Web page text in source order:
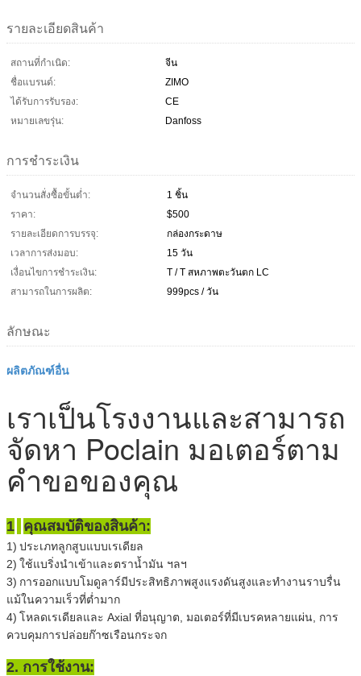
รายละเอียดสินค้า
สถานที่กำเนิด:
จีน
ชื่อแบรนด์:
ZIMO
ได้รับการรับรอง:
CE
หมายเลขรุ่น:
Danfoss
การชำระเงิน
จำนวนสั่งซื้อขั้นต่ำ:
1 ชิ้น
ราคา:
$500
รายละเอียดการบรรจุ:
กล่องกระดาษ
เวลาการส่งมอบ:
15 วัน
เงื่อนไขการชำระเงิน:
T / T สหภาพตะวันตก LC
สามารถในการผลิต:
999pcs / วัน
ลักษณะ
ผลิตภัณฑ์อื่น
เราเป็นโรงงานและสามารถ
จัดหา Poclain มอเตอร์ตาม
คำขอของคุณ
1 คุณสมบัติของสินค้า:
1) ประเภทลูกสูบแบบเรเดียล
2) ใช้แบริ่งนำเข้าและตราน้ำมัน ฯลฯ
3) การออกแบบโมดูลาร์มีประสิทธิภาพสูงแรงดันสูงและทำงานราบรื่น
แม้ในความเร็วที่ต่ำมาก
4) โหลดเรเดียลและ Axial ที่อนุญาต, มอเตอร์ที่มีเบรคหลายแผ่น, การ
ควบคุมการปล่อยก๊าซเรือนกระจก
2. การใช้งาน: